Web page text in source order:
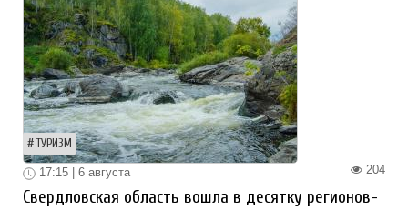
ТУРИЗМ
204
17:15 | 6 августа
Свердловская область вошла в десятку регионов-